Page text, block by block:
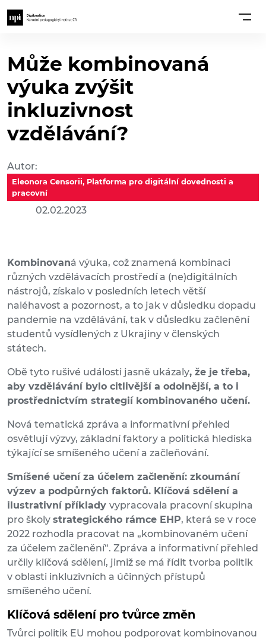
Může kombinovaná
výuka zvýšit
inkluzivnost
vzdělávání?
Autor:
Eleonora Censorii, Platforma pro digitální dovednosti a
pracovní
02.02.2023
Kombinovaná výuka, což znamená kombinaci
různých vzdělávacích prostředí a (ne)digitálních
nástrojů, získalo v posledních letech větší
naléhavost a pozornost, a to jak v důsledku dopadu
pandemie na vzdělávání, tak v důsledku začlenění
studentů vysídlených z Ukrajiny v členských
státech.
Obě tyto rušivé události jasně ukázaly, že je třeba,
aby vzdělávání bylo citlivější a odolnější, a to i
prostřednictvím strategií kombinovaného učení.
Nová tematická zpráva a informativní přehled
osvětlují výzvy, základní faktory a politická hlediska
týkající se smíšeného učení a začleňování.
Smíšené učení za účelem začlenění: zkoumání
výzev a podpůrných faktorů. Klíčová sdělení a
ilustrativní příklady vypracovala pracovní skupina
pro školy strategického rámce EHP, která se v roce
2022 rozhodla pracovat na „kombinovaném učení
za účelem začlenění“. Zpráva a informativní přehled
určily klíčová sdělení, jimiž se má řídit tvorba politik
v oblasti inkluzivních a účinných přístupů
smíšeného učení.
Klíčová sdělení pro tvůrce změn
Tvůrci politik EU mohou podporovat kombinovanou